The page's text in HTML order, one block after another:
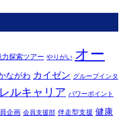
探索ツアー やりがい オー
ながわ カイゼン グループインタ
ルキャリア パワーポイント
企画 会員支援部 伴走型支援 健康